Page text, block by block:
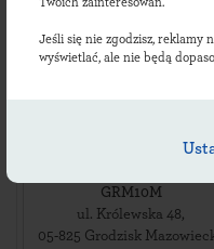
Jeśli się nie zgodzisz, reklamy
wyświetlać, ale nie będą
24/7 Przy sklepie ALDI
Płatność apką InPost oraz
GRM10M
ul. Królewska 48,
05-825 Grodzisk